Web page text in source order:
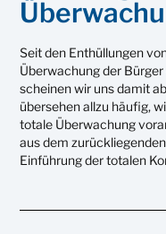
Seit den Enthüllungen
Überwachung der Bürger
scheinen wir uns damit
übersehen allzu häufig,
totale Überwachung
aus dem
Einführung der totalen